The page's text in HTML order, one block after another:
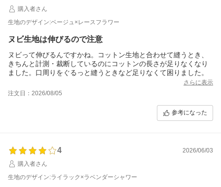
購入者さん
生地のデザイン:ベージュ×レースフラワー
ヌビ生地は伸びるので注意
ヌビって伸びるんですかね。コットン生地と合わせて縫うとき、
きちんと計測・裁断しているのにコットンの長さが足りなくなり
ました。口周りをぐるっと縫うときなど足りなくて困りました。
さらに表示
注文日：2026/08/05
参考になった
4
2026/06/03
購入者さん
生地のデザイン:ライラック×ラベンダーシャワー